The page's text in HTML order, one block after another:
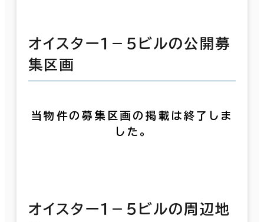
オイスター１－５ビルの公開募
集区画
当物件の募集区画の掲載は終了しま
した。
オイスター１－５ビルの周辺地